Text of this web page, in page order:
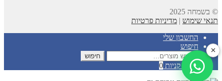
© בשמחה 2025
תנאי שימוש | מדיניות פרטיות
החשבון שלי
חיפוש
חיפוש
עבור:
חיפוש
עגלת קניות 0
×